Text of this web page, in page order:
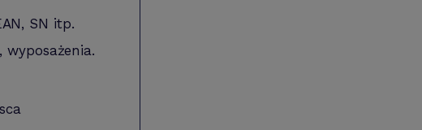
SN itp.
wyposażenia.